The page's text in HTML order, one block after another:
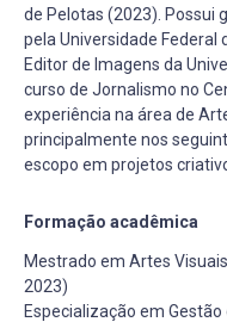
de Pelotas (2023). Possui
pela Universidade
Editor de Imagens da
curso de Jornalismo no
experiência na área de
principalmente nos
escopo em projetos
Formação acadêmica
Mestrado em Artes
2023)
Especialização em